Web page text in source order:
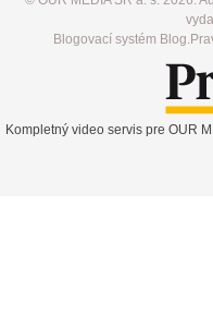
Blogovací systém
Kompletný video servis pre OUR